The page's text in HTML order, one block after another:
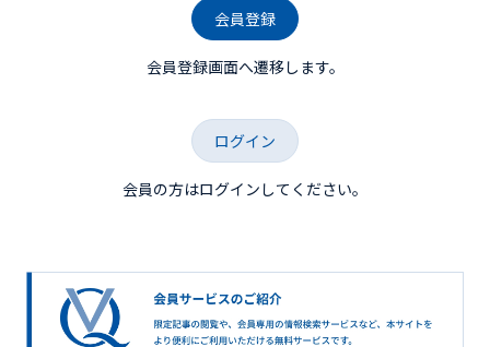
会員登録
会員登録画面へ遷移します。
ログイン
会員の方はログインしてください。